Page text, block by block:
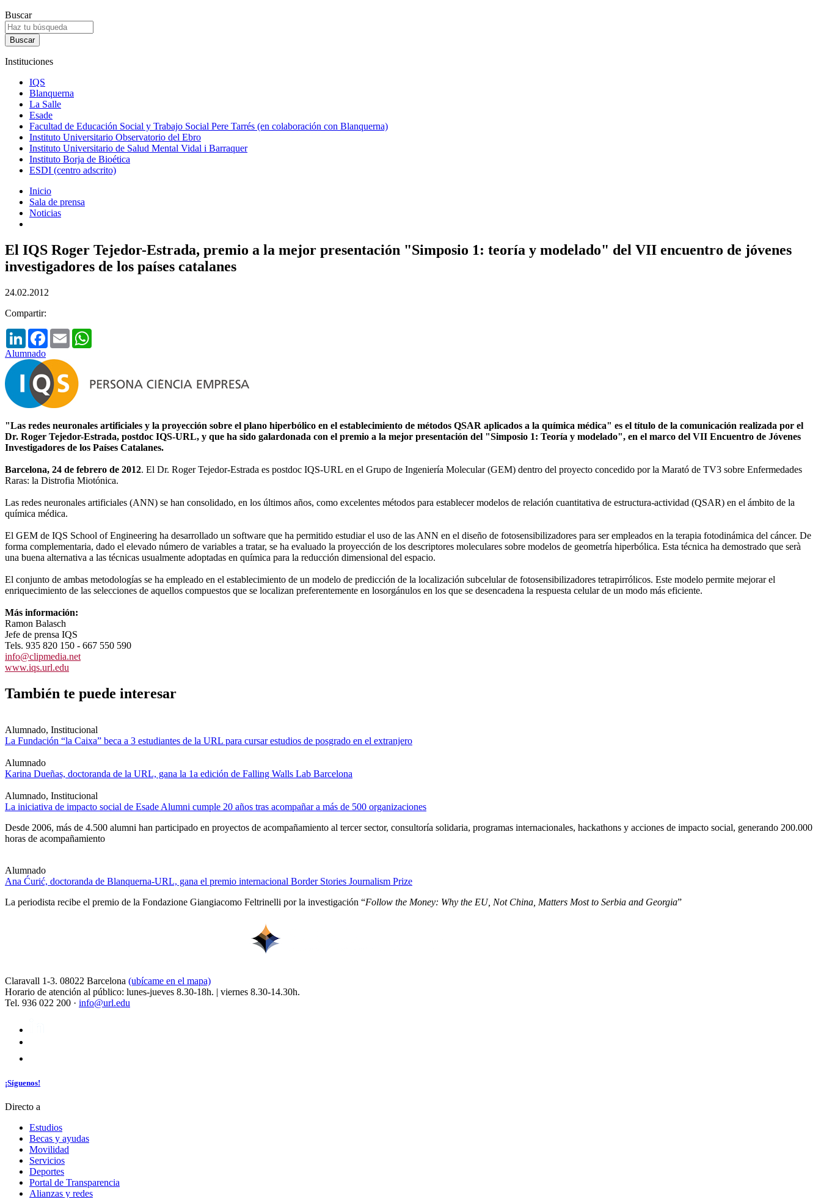
Buscar
Instituciones
IQS
Blanquerna
La Salle
Esade
Facultad de Educación Social y Trabajo Social Pere Tarrés (en colaboración con Blanquerna)
Instituto Universitario Observatorio del Ebro
Instituto Universitario de Salud Mental Vidal i Barraquer
Instituto Borja de Bioética
ESDI (centro adscrito)
Inicio
Sala de prensa
Noticias
El IQS Roger Tejedor-Estrada, premio a la mejor presentación "Simposio 1: teoría y modelado" del VII encuentro de jóvenes
investigadores de los países catalanes
24.02.2012
Compartir:
LinkedInFacebook
Email
Alumnado
"Las redes neuronales artificiales y la proyección sobre el plano hiperbólico en el establecimiento de métodos QSAR aplicados a la química médica" es el título de la comunicación realizada por el
Dr. Roger Tejedor-Estrada, postdoc IQS-URL, y que ha sido galardonada con el premio a la mejor presentación del "Simposio 1: Teoría y modelado", en el marco del VII Encuentro de Jóvenes
Investigadores de los Países Catalanes.
Barcelona, 24 de febrero de 2012. El Dr. Roger Tejedor-Estrada es postdoc IQS-URL en el Grupo de Ingeniería Molecular (GEM) dentro del proyecto concedido por la Marató de TV3 sobre Enfermedades
Raras: la Distrofia Miotónica.
Las redes neuronales artificiales (ANN) se han consolidado, en los últimos años, como excelentes métodos para establecer modelos de relación cuantitativa de estructura-actividad (QSAR) en el ámbito de la
química médica.
El GEM de IQS School of Engineering ha desarrollado un software que ha permitido estudiar el uso de las ANN en el diseño de fotosensibilizadores para ser empleados en la terapia fotodinámica del cáncer. De
forma complementaria, dado el elevado número de variables a tratar, se ha evaluado la proyección de los descriptores moleculares sobre modelos de geometría hiperbólica. Esta técnica ha demostrado que serà
una buena alternativa a las técnicas usualmente adoptadas en química para la reducción dimensional del espacio.
El conjunto de ambas metodologías se ha empleado en el establecimiento de un modelo de predicción de la localización subcelular de fotosensibilizadores tetrapirrólicos. Este modelo permite mejorar el
enriquecimiento de las selecciones de aquellos compuestos que se localizan preferentemente en losorgánulos en los que se desencadena la respuesta celular de un modo más eficiente.
Más información:
Ramon Balasch
Jefe de prensa IQS
Tels. 935 820 150 - 667 550 590
info@clipmedia.net
www.iqs.url.edu
También te puede interesar
Alumnado, Institucional
La Fundación “la Caixa” beca a 3 estudiantes de la URL para cursar estudios de posgrado en el extranjero
Alumnado
Karina Dueñas, doctoranda de la URL, gana la 1a edición de Falling Walls Lab Barcelona
Alumnado, Institucional
La iniciativa de impacto social de Esade Alumni cumple 20 años tras acompañar a más de 500 organizaciones
Desde 2006, más de 4.500 alumni han participado en proyectos de acompañamiento al tercer sector, consultoría solidaria, programas internacionales, hackathons y acciones de impacto social, generando 200.000
horas de acompañamiento
Alumnado
Ana Ćurić, doctoranda de Blanquerna-URL, gana el premio internacional Border Stories Journalism Prize
La periodista recibe el premio de la Fondazione Giangiacomo Feltrinelli por la investigación “Follow the Money: Why the EU, Not China, Matters Most to Serbia and Georgia”
Claravall 1-3. 08022 Barcelona (ubícame en el mapa)
Horario de atención al público: lunes-jueves 8.30-18h. | viernes 8.30-14.30h.
Tel. 936 022 200 · info@url.edu
¡Síguenos!
Directo a
Estudios
Becas y ayudas
Movilidad
Servicios
Deportes
Portal de Transparencia
Alianzas y redes